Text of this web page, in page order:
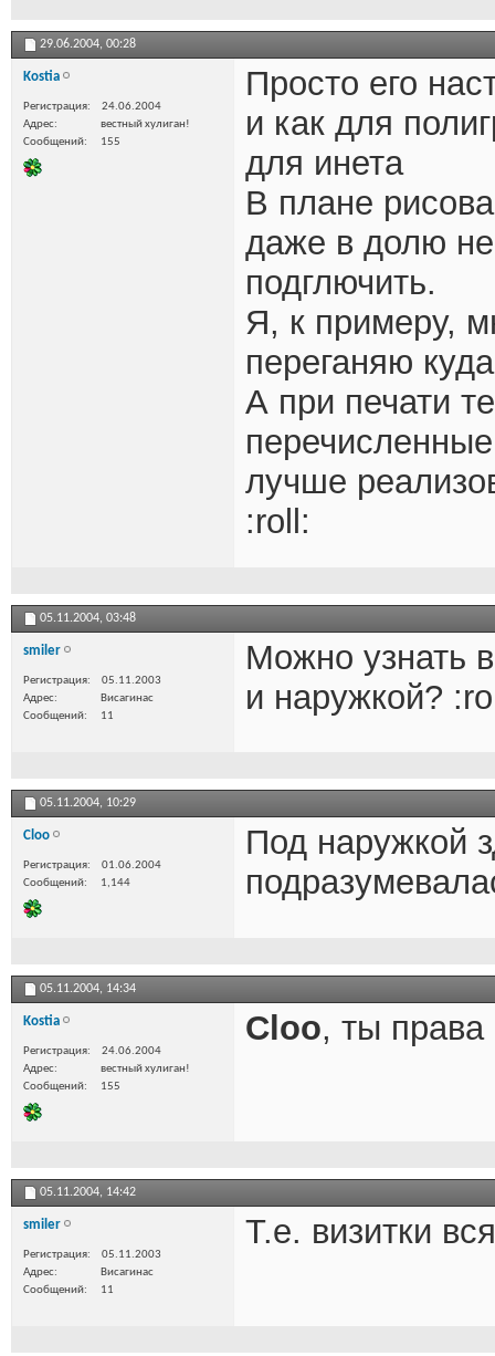
29.06.2004, 00:28
Kostia
Регистрация
24.06.2004
Адрес
вестный хулиган!
Сообщений
155
Просто его
и как для
для инета
В плане
даже в долю
подглючить.
Я, к примеру,
переганяю
А при печати
лучше
:roll:
05.11.2004, 03:48
smiler
Регистрация
05.11.2003
Адрес
Висагинас
Сообщений
11
Можно узнать
и наружкой?
05.11.2004, 10:29
Cloo
Регистрация
01.06.2004
Сообщений
1,144
Под наружкой
05.11.2004, 14:34
Kostia
Регистрация
24.06.2004
Адрес
вестный хулиган!
Сообщений
155
Cloo, ты права
05.11.2004, 14:42
smiler
Регистрация
05.11.2003
Адрес
Висагинас
Сообщений
11
Т.е. визитки